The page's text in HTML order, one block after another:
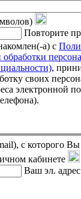
Повторите
а) с
, принимаю её, и даю
своих
электронной
с которого Вы
кабинете
Ваш эл.